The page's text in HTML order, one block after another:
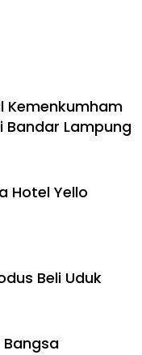
Kemenkumham
Bandar Lampung
Hotel Yello
Beli Uduk